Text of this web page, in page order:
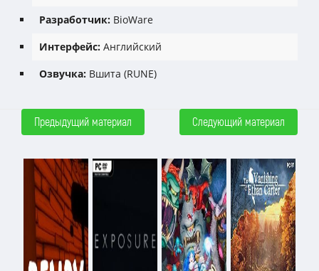
Разработчик: BioWare
Интерфейс: Английский
Озвучка: Вшита (RUNE)
Предыдущий материал Следующий материал